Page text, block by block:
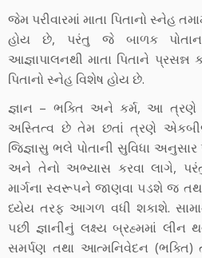
જેમ પરીવારમાં માતા પિતાનો સ્‍નેહ
હોય છે, પરંતુ જે બાળક
આજ્ઞાપાલનથી માતા પિતાને
પિતાનો સ્‍નેહ વિશેષ હોય છે.
જ્ઞાન – ભક્તિ અને કર્મ, આ ત્રણે
અસ્‍તિત્‍વ છે તેમ છતાં ત્રણે
જિજ્ઞાસુ ભલે પોતાની સુવિધા
અને તેનો અભ્‍યાસ કરવા લાગે,
માર્ગના સ્‍વરૂ૫ને જાણવા ૫ડશે જ
ધ્‍યેય તરફ આગળ વધી શકાશે.
૫છી જ્ઞાનીનું લક્ષ્‍ય બ્રહ્મમાં લીન
સમર્પણ તથા આત્‍મનિવેદન (ભક્તિ)